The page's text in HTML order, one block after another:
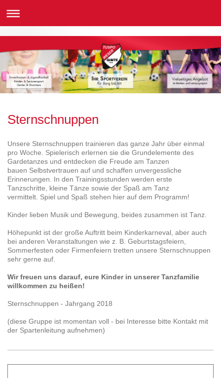
Sternschnuppen
Unsere Sternschnuppen trainieren das ganze Jahr über einmal
pro Woche. Spielerisch erlernen sie die Grundelemente des
Gardetanzes und entdecken die Freude am Tanzen
bauen Selbstvertrauen auf und schaffen unvergessliche
Erinnerungen. In den Trainingsstunden werden erste
Tanzschritte, kleine Tänze sowie der Spaß am Tanz
vermittelt. Spiel und Spaß stehen hier auf dem Programm!
Kinder lieben Musik und Bewegung, beides zusammen ist Tanz.
Höhepunkt ist der große Auftritt beim Kinderkarneval, aber auch
bei anderen Veranstaltungen wie z. B. Geburtstagsfeiern,
Sommerfesten oder Firmenfeiern tretten unsere Sternschnuppen
sehr gerne auf.
Wir freuen uns darauf, eure Kinder in unserer Tanzfamilie
willkommen zu heißen!
Sternschnuppen - Jahrgang 2018
(diese Gruppe ist momentan voll - bei Interesse bitte Kontakt mit
der Spartenleitung aufnehmen)